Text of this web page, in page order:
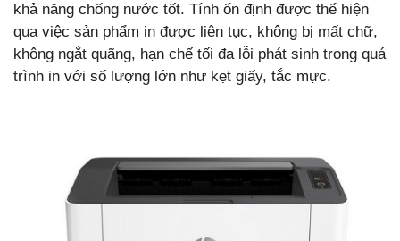
khả năng chống nước tốt. Tính ổn định được thể hiện
qua việc sản phẩm in được liên tục, không bị mất chữ,
không ngắt quãng, hạn chế tối đa lỗi phát sinh trong quá
trình in với số lượng lớn như kẹt giấy, tắc mực.